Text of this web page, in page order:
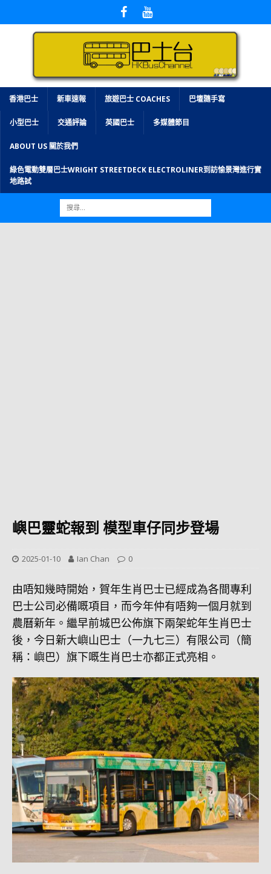
香港巴士 新車速報 旅遊巴士 COACHES 巴壇隨手寫
小型巴士 交通評論 英國巴士 多媒體節目
ABOUT US 關於我們
綠色電動雙層巴士WRIGHT STREETDECK ELECTROLINER到訪愉景灣進行實
地路試
嶼巴靈蛇報到 模型車仔同步登場
2025-01-10 Ian Chan 0
由唔知幾時開始，賀年生肖巴士已經成為各間專利
巴士公司必備嘅項目，而今年仲有唔夠一個月就到
農曆新年。繼早前城巴公佈旗下兩架蛇年生肖巴士
後，今日新大嶼山巴士（一九七三）有限公司（簡
稱：嶼巴）旗下嘅生肖巴士亦都正式亮相。